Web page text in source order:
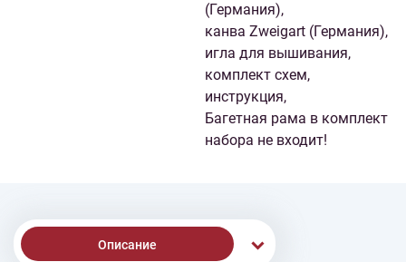
(Германия),
канва Zweigart (Германия),
игла для вышивания,
комплект схем,
инструкция,
Багетная рама в комплект
набора не входит!
Описание